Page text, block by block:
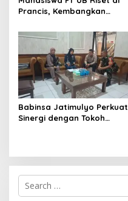
Prancis, Kembangkan
Tangguh Hadapi
Perubahan Iklim di Papua
Babinsa Jatimulyo Perkuat
Sinergi dengan Tokoh
S